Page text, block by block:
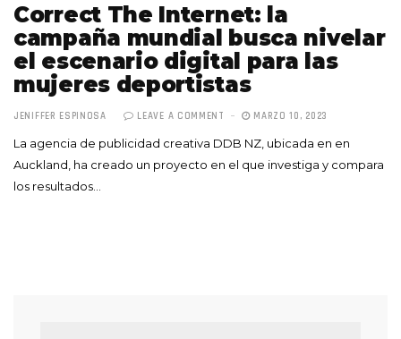
Correct The Internet: la
campaña mundial busca nivelar
el escenario digital para las
mujeres deportistas
JENIFFER ESPINOSA LEAVE A COMMENT MARZO 10, 2023
La agencia de publicidad creativa DDB NZ, ubicada en en
Auckland, ha creado un proyecto en el que investiga y compara
los resultados…